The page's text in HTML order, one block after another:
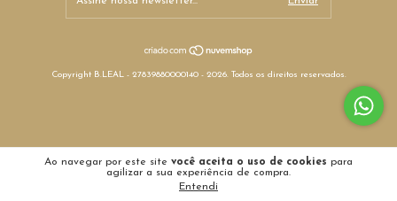
Ao navegar por este site você aceita o uso de cookies para
agilizar a sua experiência de compra.
Entendi
Copyright B.LEAL - 27839880000140 - 2026. Todos os direitos reservados.